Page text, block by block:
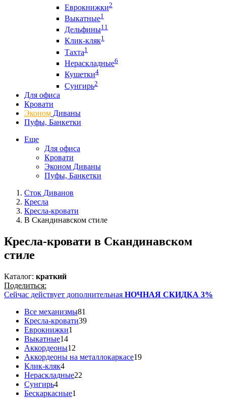
Еврокнижки2
Выкатные1
Дельфины11
Клик-кляк1
Тахта1
Нераскладные6
Кушетки4
Сунгирь2
Для офиса
Кровати
Эконом Диваны
Пуфы, Банкетки
Еще
Для офиса
Кровати
Эконом Диваны
Пуфы, Банкетки
Сток Диванов
Кресла
Кресла-кровати
В Скандинавском стиле
Кресла-кровати в Скандинавском
стиле
Каталог: краткий
Поделиться:
Сейчас действует дополнительная НОЧНАЯ СКИДКА 3%
Все механизмы81
Кресла-кровати39
Еврокнижки1
Выкатные14
Аккордеоны12
Аккордеоны на металлокаркасе19
Клик-кляк4
Нераскладные22
Сунгирь4
Бескаркасные1